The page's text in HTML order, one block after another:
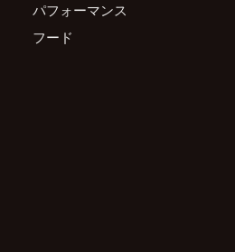
パフォーマンス
フード